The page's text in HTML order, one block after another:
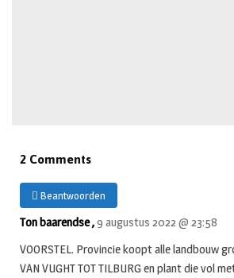
2 Comments
Beantwoorden
Ton baarendse ,9 augustus 2022 @ 23:58
VOORSTEL. Provincie koopt alle landbouw
VAN VUGHT TOT TILBURG en plant die vol